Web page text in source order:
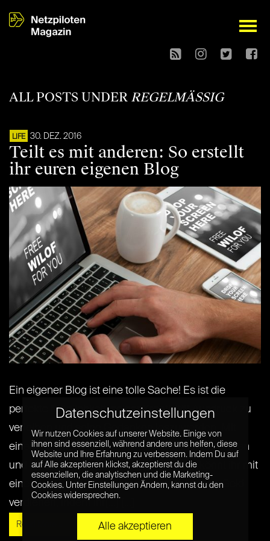
open
ALL POSTS UNDER REGELMÄSSIG
LIFE 30. DEZ. 2016
Teilt es mit anderen: So erstellt
ihr euren eigenen Blog
Ein eigener Blog ist eine tolle Sache! Es ist die
perfekte Möglichkeit, seiner Kreativität Ausdruck zu
verleihen und seine Gedanken loszuwerden. Mit
einem eigenen Blog könnt ihr Menschen erreichen
und sie bewegen. Auf der anderen Seite könnt ihr mit
einem gut gepflegten Blog auch eine Menge Geld
verdienen, indem ihr[...] [...]
Read More »
Datenschutzeinstellungen
Wir nutzen Cookies auf unserer Website. Einige von
ihnen sind essenziell, während andere uns helfen, diese
Website und Ihre Erfahrung zu verbessern. Indem Du auf
auf Alle akzeptieren klickst, akzeptierst du die
essenziellen, die analytischen und die Marketing-
Cookies. Unter Einstellungen Ändern, kannst du den
Cookies widersprechen.
Alle akzeptieren